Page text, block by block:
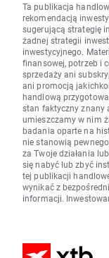
Ta publikacja
rekomendacją
sugerującą strategię
żadnej strategii
inwestycyjnego.
finansowej, potrzeb i
sprzedaży ani
ani promocją
handlową
stan faktyczny znany
umieszczamy w nim
badania oparte na
nie stanowią
za Twoje działania
się nabyć lub zbyć
tej publikacji
wynikać z
informacji.